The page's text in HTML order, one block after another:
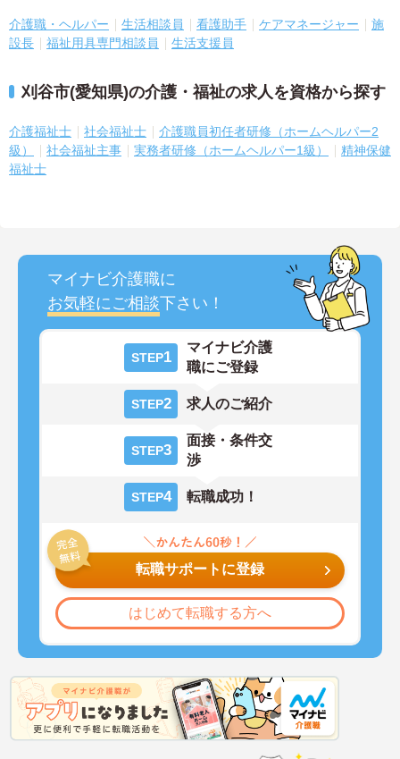
介護職・ヘルパー 生活相談員 看護助手 ケアマネージャー
施
設長
福祉用具専門相談員 生活支援員
刈谷市(愛知県)の介護・福祉の求人を資格から探す
介護福祉士 社会福祉士
介護職員初任者研修（ホームヘルパー2
級）
社会福祉主事 実務者研修（ホームヘルパー1級）
精神保健
福祉士
マイナビ介護職に
お気軽にご相談下さい！
STEP1
マイナビ介護
職にご登録
STEP2 求人のご紹介
STEP3
面接・条件交
渉
STEP4 転職成功！
転職サポートに登録
はじめて転職する方へ